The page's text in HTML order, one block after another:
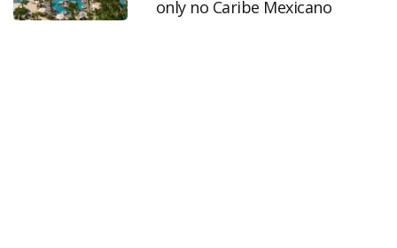
legislação brasileira sobre direito autoral. Não reproduza o
only no Caribe Mexicano